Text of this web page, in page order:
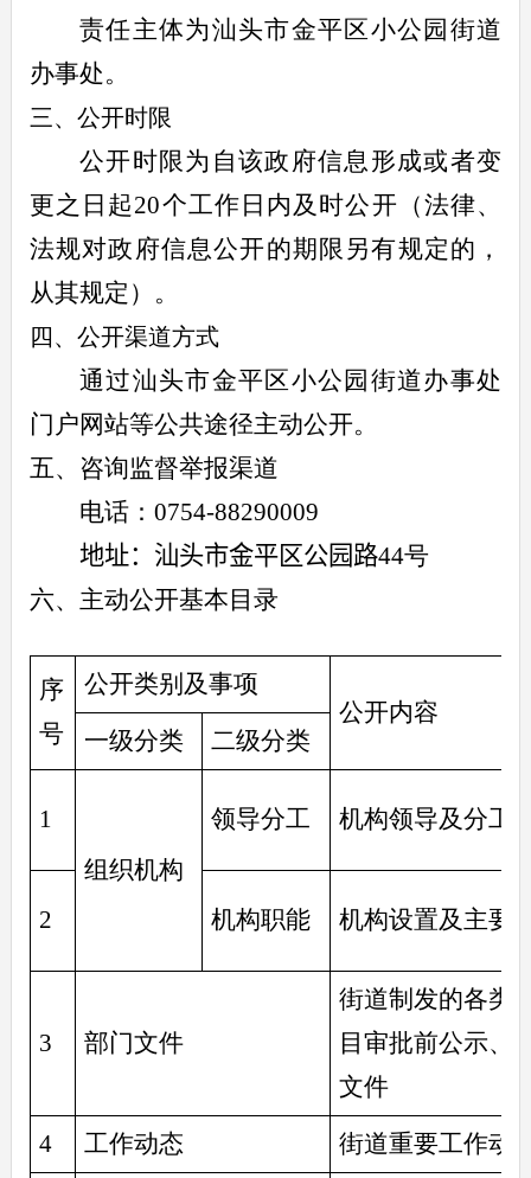
责任主体为汕头市金平区小公园街道
办事处。
三、公开时限
公开时限为自该政府信息形成或者变
更之日起20个工作日内及时公开（法律、
法规对政府信息公开的期限另有规定的，
从其规定）。
四、公开渠道方式
通过汕头市金平区小公园街道办事处
门户网站等公共途径主动公开。
五、咨询监督举报渠道
电话：0754-88290009
地址：汕头市金平区公园路44号
六、主动公开基本目录
序
号
公开类别及事项
公开内容
一级分类
二级分类
1
组织机构
领导分工 机构领导及分工
2 机构职能 机构设置及主要
3 部门文件
街道制发的各类
目审批前公示、
文件
4
工作动态
街道重要工作动